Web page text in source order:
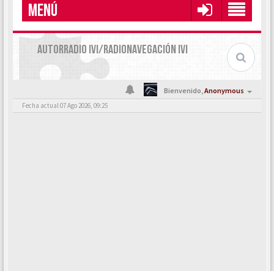
MENÚ
AUTORRADIO IVI/RADIONAVEGACIÓN IVI
Bienvenido,Anonymous
Fecha actual 07 Ago 2026, 09:25